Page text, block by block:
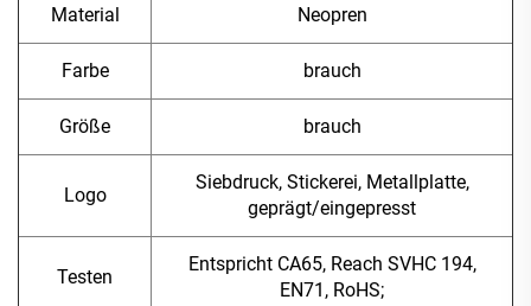
Material Neopren
Farbe brauch
Größe brauch
Logo
Siebdruck, Stickerei, Metallplatte,
geprägt/eingepresst
Testen
Entspricht CA65, Reach SVHC 194,
EN71, RoHS;